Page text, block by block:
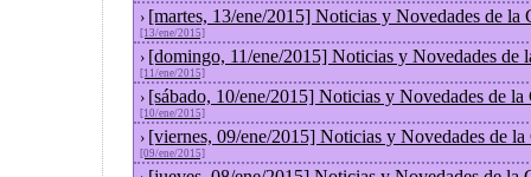
› [martes, 13/ene/2015] Noticias y Novedades de la
[13/ene/2015]
› [domingo, 11/ene/2015] Noticias y Novedades de
[11/ene/2015]
› [sábado, 10/ene/2015] Noticias y Novedades de la
[10/ene/2015]
› [viernes, 09/ene/2015] Noticias y Novedades de
[09/ene/2015]